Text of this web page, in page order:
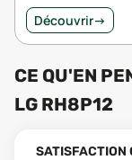
Découvrir→
CE QU'EN
LG RH8P12
SATISFACTION